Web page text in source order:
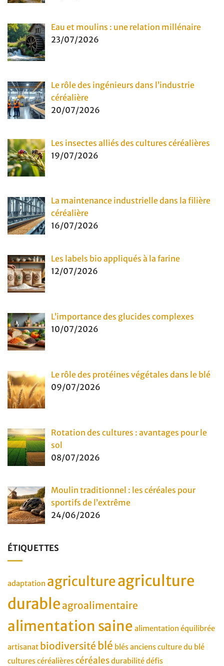
Eau et moulins : une relation millénaire
23/07/2026
Le rôle des ingénieurs dans l’industrie
céréalière
20/07/2026
Les insectes alliés des cultures céréalières
19/07/2026
La maintenance industrielle dans la filière
céréalière
16/07/2026
Les labels bio appliqués à la farine
12/07/2026
L’importance des glucides complexes
10/07/2026
Le rôle des protéines végétales dans le blé
09/07/2026
Rotation des cultures : avantages pour le
sol
08/07/2026
Moulin traditionnel : les céréales pour
sportifs de l’extrême
24/06/2026
ÉTIQUETTES
adaptation agricultureagriculture
durable agroalimentaire
alimentation saine alimentation équilibrée
artisanat biodiversité blé blés anciensculture du blé
cultures céréalièrescéréalesdurabilitédéfis